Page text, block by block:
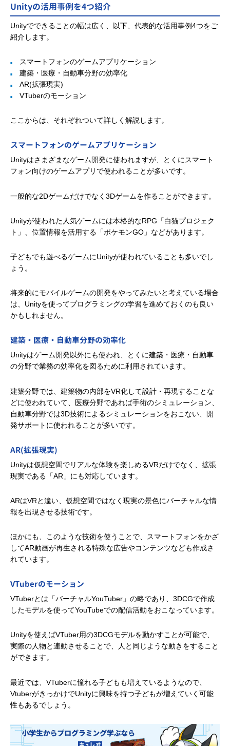
Unityの活用事例を4つ紹介
Unityでできることの幅は広く、以下、代表的な活用事例4つをご
紹介します。
スマートフォンのゲームアプリケーション
建築・医療・自動車分野の効率化
AR(拡張現実)
VTuberのモーション
ここからは、それぞれついて詳しく解説します。
スマートフォンのゲームアプリケーション
Unityはさまざまなゲーム開発に使われますが、とくにスマート
フォン向けのゲームアプリで使われることが多いです。
一般的な2Dゲームだけでなく3Dゲームを作ることができます。
Unityが使われた人気ゲームには本格的なRPG「白猫プロジェク
ト」、位置情報を活用する「ポケモンGO」などがあります。
子どもでも遊べるゲームにUnityが使われていることも多いでし
ょう。
将来的にモバイルゲームの開発をやってみたいと考えている場合
は、Unityを使ってプログラミングの学習を進めておくのも良い
かもしれません。
建築・医療・自動車分野の効率化
Unityはゲーム開発以外にも使われ、とくに建築・医療・自動車
の分野で業務の効率化を図るために利用されています。
建築分野では、建築物の内部をVR化して設計・再現することな
どに使われていて、医療分野であれば手術のシミュレーション、
自動車分野では3D技術によるシミュレーションをおこない、開
発サポートに使われることが多いです。
AR(拡張現実)
Unityは仮想空間でリアルな体験を楽しめるVRだけでなく、拡張
現実である「AR」にも対応しています。
ARはVRと違い、仮想空間ではなく現実の景色にバーチャルな情
報を出現させる技術です。
ほかにも、このような技術を使うことで、スマートフォンをかざ
してAR動画が再生される特殊な広告やコンテンツなども作成さ
れています。
VTuberのモーション
VTuberとは「バーチャルYouTuber」の略であり、3DCGで作成
したモデルを使ってYouTubeでの配信活動をおこなっています。
Unityを使えばVTuber用の3DCGモデルを動かすことが可能で、
実際の人物と連動させることで、人と同じような動きをすること
ができます。
最近では、VTuberに憧れる子どもも増えているようなので、
VtuberがきっかけでUnityに興味を持つ子どもが増えていく可能
性もあるでしょう。